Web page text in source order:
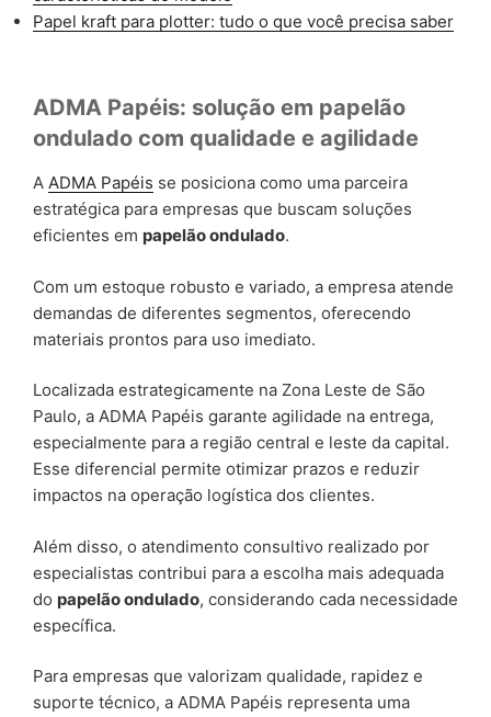
Papel kraft para plotter: tudo o que você precisa saber
ADMA Papéis: solução em papelão
ondulado com qualidade e agilidade
A ADMA Papéis se posiciona como uma parceira
estratégica para empresas que buscam soluções
eficientes em papelão ondulado.
Com um estoque robusto e variado, a empresa atende
demandas de diferentes segmentos, oferecendo
materiais prontos para uso imediato.
Localizada estrategicamente na Zona Leste de São
Paulo, a ADMA Papéis garante agilidade na entrega,
especialmente para a região central e leste da capital.
Esse diferencial permite otimizar prazos e reduzir
impactos na operação logística dos clientes.
Além disso, o atendimento consultivo realizado por
especialistas contribui para a escolha mais adequada
do papelão ondulado, considerando cada necessidade
específica.
Para empresas que valorizam qualidade, rapidez e
suporte técnico, a ADMA Papéis representa uma